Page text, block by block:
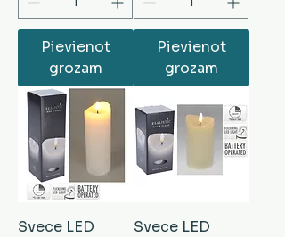
Pievienot
grozam
Pievienot
grozam
Svece LED
Svece LED